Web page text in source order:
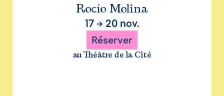
Rocío Molina
17→ 20 nov.
Réserver
au Théâtre de la Cité